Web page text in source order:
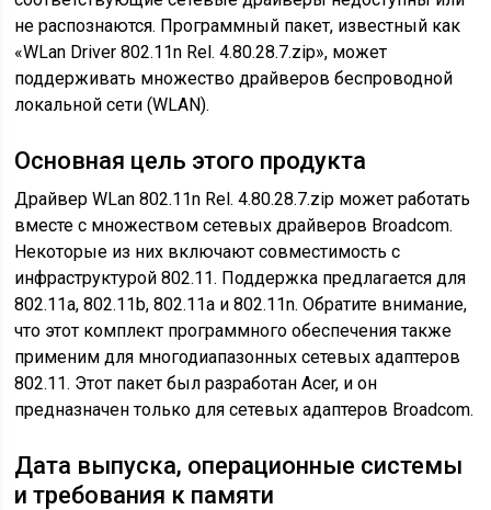
не распознаются. Программный пакет, известный как
«WLan Driver 802.11n Rel. 4.80.28.7.zip», может
поддерживать множество драйверов беспроводной
локальной сети (WLAN).
Основная цель этого продукта
Драйвер WLan 802.11n Rel. 4.80.28.7.zip может работать
вместе с множеством сетевых драйверов Broadcom.
Некоторые из них включают совместимость с
инфраструктурой 802.11. Поддержка предлагается для
802.11a, 802.11b, 802.11a и 802.11n. Обратите внимание,
что этот комплект программного обеспечения также
применим для многодиапазонных сетевых адаптеров
802.11. Этот пакет был разработан Acer, и он
предназначен только для сетевых адаптеров Broadcom.
Дата выпуска, операционные системы
и требования к памяти